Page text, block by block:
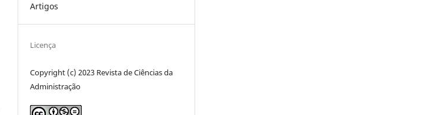
Artigos
Licença
Copyright (c) 2023 Revista de Ciências da
Administração